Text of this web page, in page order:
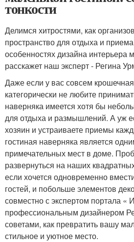
тонкости
Делимся хитростями, как
пространство для отдыха и
особенностях дизайна интерьера
расскажет наш эксперт - Регина
Даже если у вас совсем
категорически не любите
наверняка имеется хотя бы
для отдыха и размышлений. А уж
хозяин и устраиваете приемы
гостиная наверняка является
примечательных мест в доме.
развернуться на наших
если хочется одновременно
гостей, и побольше элементов
совместно с экспертом портала «
профессиональным дизайнером
советами, как превратить вашу
стильное и уютное место.